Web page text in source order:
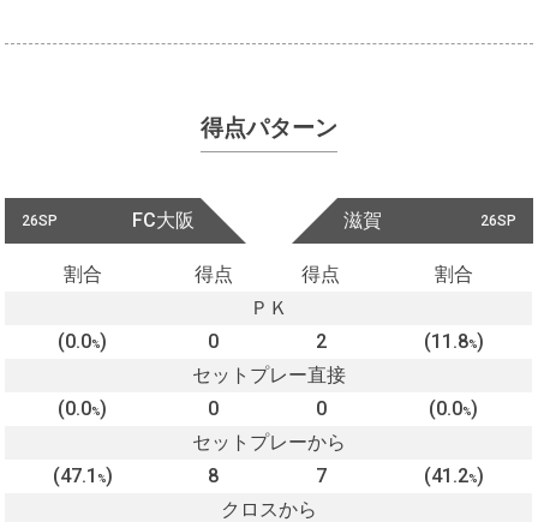
得点パターン
26SP FC大阪 26SP
滋賀
割合 得点 得点
割合
ＰＫ
(0.0%) 0 2 (11.8%)
セットプレー直接
(0.0%) 0 0 (0.0%)
セットプレーから
(47.1 %) 8 7 (41.2%)
クロスから